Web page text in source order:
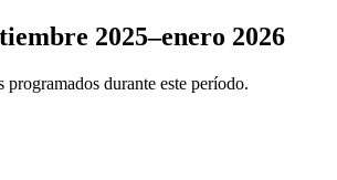
2025–enero 2026
programados durante este período.